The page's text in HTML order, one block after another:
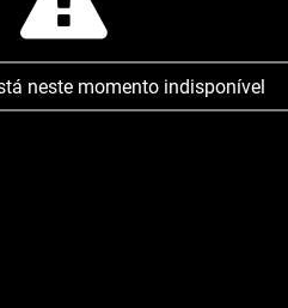
neste momento indisponível